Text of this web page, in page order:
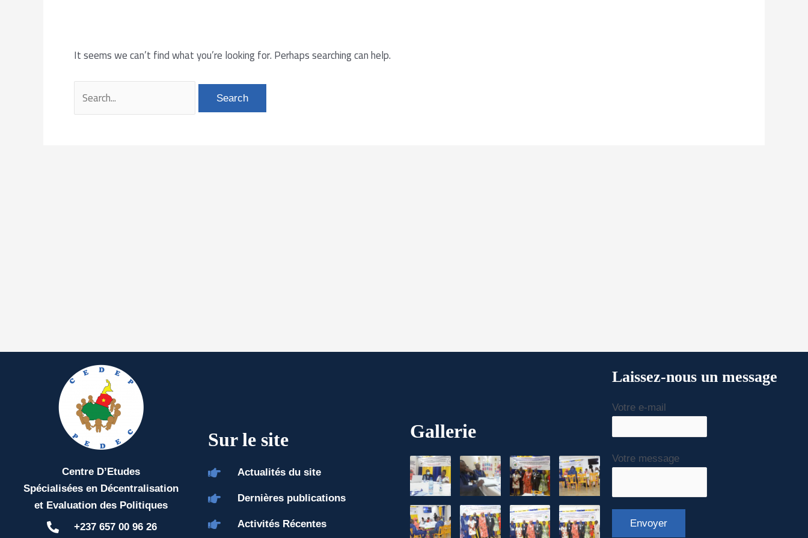
It seems we can’t find what you’re looking for. Perhaps searching can help.
Centre D’Etudes
Spécialisées en Décentralisation
et Evaluation des Politiques
+237 657 00 96 26
Sur le site
Actualités du site
Dernières publications
Activités Récentes
Gallerie
Laissez-nous un message
Votre e-mail
Votre message